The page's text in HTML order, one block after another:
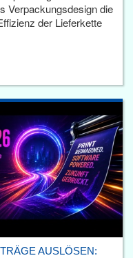
Verpackungsdesign die
der Lieferkette
AUSLÖSEN: